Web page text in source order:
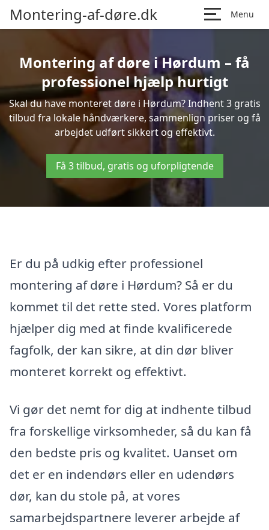
Montering-af-døre.dk Menu
Montering af døre i Hørdum – få
professionel hjælp hurtigt
Skal du have monteret døre i Hørdum? Indhent 3 gratis
tilbud fra lokale håndværkere, sammenlign priser og få
arbejdet udført sikkert og effektivt.
Få 3 tilbud, gratis og uforpligtende
Er du på udkig efter professionel
montering af døre i Hørdum? Så er du
kommet til det rette sted. Vores platform
hjælper dig med at finde kvalificerede
fagfolk, der kan sikre, at din dør bliver
monteret korrekt og effektivt.
Vi gør det nemt for dig at indhente tilbud
fra forskellige virksomheder, så du kan få
den bedste pris og kvalitet. Uanset om
det er en indendørs eller en udendørs
dør, kan du stole på, at vores
samarbejdspartnere leverer arbejde af